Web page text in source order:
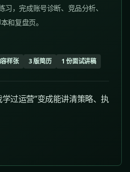
，完成账号诊断、竞品分析、
和复盘页。
样张 3 版简历 1 份面试讲稿
学过运营”变成能讲清策略、执